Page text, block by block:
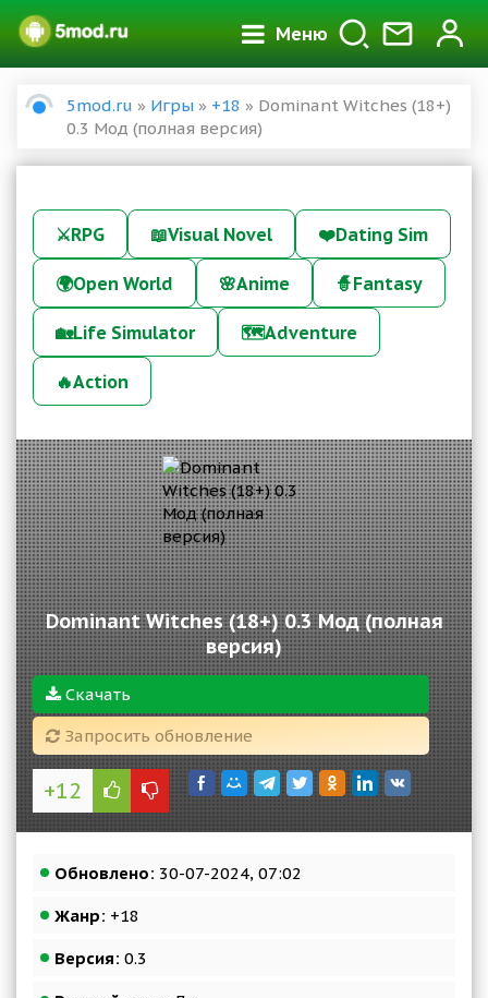
Меню
5mod.ru » Игры » +18 » Dominant Witches (18+)
0.3 Мод (полная версия)
⚔️RPG 📖Visual Novel ❤️Dating Sim
🌍Open World 🌸Anime 🧙Fantasy
🏡Life Simulator 🗺️Adventure
🔥Action
Dominant Witches (18+) 0.3 Мод (полная
версия)
Скачать
Запросить обновление
+12
Обновлено: 30-07-2024, 07:02
Жанр: +18
Версия: 0.3